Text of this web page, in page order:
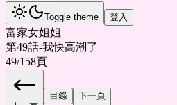
Toggle theme 登入
富家女姐姐
第49話-我快高潮了
49/158頁
目錄 下一頁